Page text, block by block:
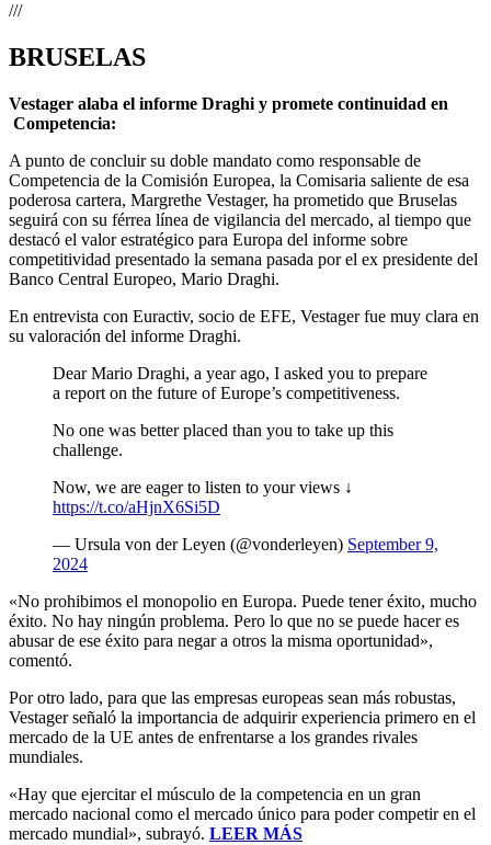
///
BRUSELAS
Vestager alaba el informe Draghi y promete continuidad en
Competencia:
A punto de concluir su doble mandato como responsable de
Competencia de la Comisión Europea, la Comisaria saliente de esa
poderosa cartera, Margrethe Vestager, ha prometido que Bruselas
seguirá con su férrea línea de vigilancia del mercado, al tiempo que
destacó el valor estratégico para Europa del informe sobre
competitividad presentado la semana pasada por el ex presidente del
Banco Central Europeo, Mario Draghi.
En entrevista con Euractiv, socio de EFE, Vestager fue muy clara en
su valoración del informe Draghi.
Dear Mario Draghi, a year ago, I asked you to prepare
a report on the future of Europe’s competitiveness.
No one was better placed than you to take up this
challenge.
Now, we are eager to listen to your views ↓
https://t.co/aHjnX6Si5D
— Ursula von der Leyen (@vonderleyen) September 9,
2024
«No prohibimos el monopolio en Europa. Puede tener éxito, mucho
éxito. No hay ningún problema. Pero lo que no se puede hacer es
abusar de ese éxito para negar a otros la misma oportunidad»,
comentó.
Por otro lado, para que las empresas europeas sean más robustas,
Vestager señaló la importancia de adquirir experiencia primero en el
mercado de la UE antes de enfrentarse a los grandes rivales
mundiales.
«Hay que ejercitar el músculo de la competencia en un gran
mercado nacional como el mercado único para poder competir en el
mercado mundial», subrayó. LEER MÁS